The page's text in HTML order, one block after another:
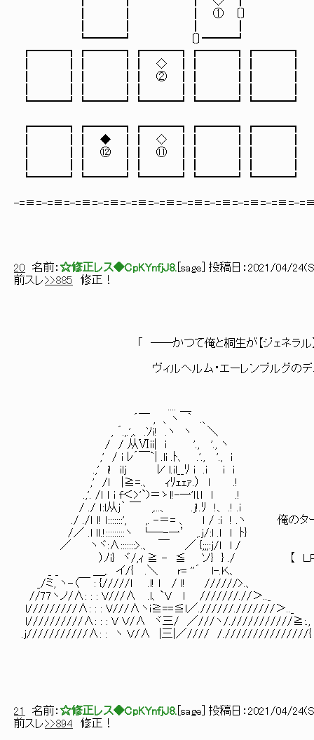
┃ ┃ ┃ ① 〔〕
┗━━━┛ 〔〕━━━┛
┏━━━┓┏━━━┓┏━━━┓┏━━━┓┏━━━┓
┃ ┃┃ ┃┃ ◇ ┃┃ ┃┃ ┃
┃ ┃┃ ┃┃ ② ┃┃ ┃┃ ┃ 【 ケイネス ＬＰ
┗━━━┛┗━━━┛┗━━━┛┗━━━┛┗━━━┛
┏━━━┓┏━━━┓┏━━━┓┏━━━┓┏━━━┓ 【 ②：◇『古
┃ ┃┃ ◆ ┃┃ ◇ ┃┃ ┃┃ ┃
┃ ┃┃ ⑫ ┃┃ ⑪ ┃┃ ┃┃ ┃ 【 ⑪：◇『古
┗━━━┛┗━━━┛┗━━━┛┗━━━┛┗━━━┛
-=≡=-=≡=-=≡=-=≡=-=≡=-=≡=-=≡=-=≡=-=≡=-=≡=-
20 名前： ☆修正レス◆CpKYnfjJ8. sage ] 投稿日： 2021/04/
前スレ>>885 修正！
「 ──かつて俺と桐生が【ジェネラル】の
ヴィルヘルム・エーレンブルグのデュエ
´￣ , 、ヽ ｀ .、
, ´.,.',、 .ｿi! .ヽ ヽ ＼
/ / 从Ⅵii| i '., '., ヽ
,' / i ﾚ´￣`| .li .ﾄ、 .'., '., i
.,' i! ilj ﾚ' l.il__ﾘ i .i i i
,' /l |≧=.、 ｨﾘｪｪｧ.） l .!
.,'. /ｌ ｌ i f＜>'`)＝ゝl!-一'ｌl.ｌ l .!
/ ./ ｌ:l从j｀ ￣ ,...、 .j!.ﾘ !、 .! .i
./ ./ｌ l! ｌ:::::::', ,. -＝= 、 ｌ / :i ! .ヽ 俺のター
/／ .l lｌ.!:::::::::ヽ └─-一’ ,.ｊ/:l .ｌ l ﾄ}
／ ヽヾ:∧:::::::>.、 ￣ ／ {;;;:j/ｌ l /
）ﾉi} ヾ/,ｨ ≧ - ≦ ソ} } ./ 【 ＬＰ：３６
_ _ ＿,. イ/{ .＼ r= ''´ l-.Ｋ、
_/ミ, ヽ-〈￣ : {/////l .l! l / l! //////>.、
//77ヽノ/∧: : : V///∧ .l、`V l ///////.//＞.._
l/////////∧: : : V///∧ヽi≧==≦l／.//////.///////＞.._
l//////////∧: : : V Ｖ/∧ ヾ三/ ／///ヽ/.///////////≧:.,
.j///////////∧: : ヽ Ｖ/∧ |三|／//// /.///////////////{
21 名前： ☆修正レス◆CpKYnfjJ8. sage ] 投稿日： 2021/04/
前スレ>>894 修正！